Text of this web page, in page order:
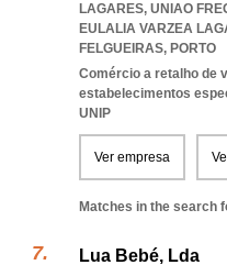
LAGARES, UNIAO
EULALIA VARZEA
FELGUEIRAS, PORTO
Comércio a retalho de
estabelecimentos
UNIP
Ver empresa
Matches in the search
Lua Bebé, Lda